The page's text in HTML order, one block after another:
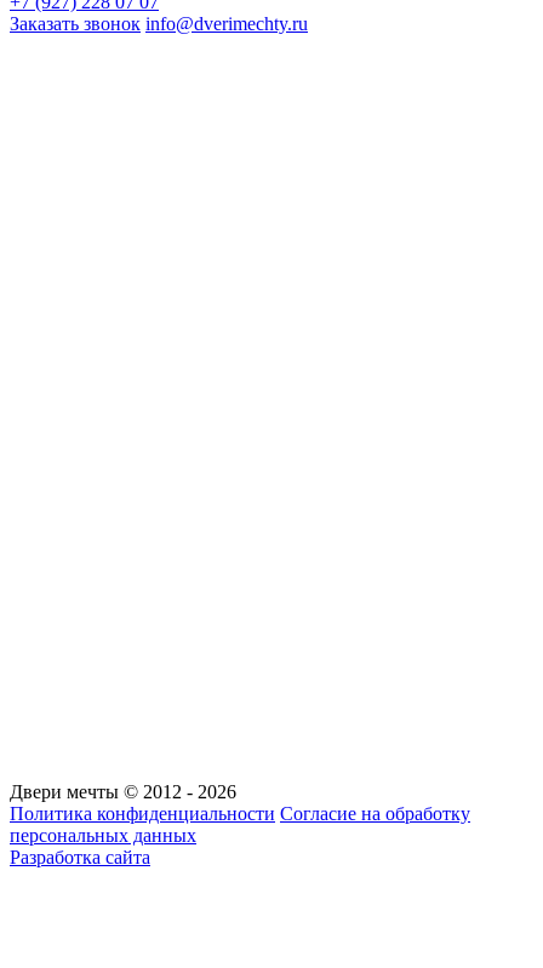
Заказать звонок info@dverimechty.ru
Двери мечты © 2012 - 2026
Политика конфиденциальности Согласие на обработку
персональных данных
Разработка сайта